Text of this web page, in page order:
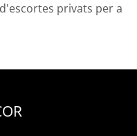
privats per a